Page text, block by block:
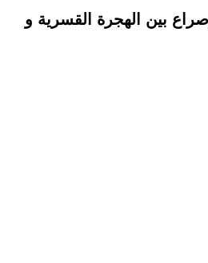
بين الهجرة القسرية و